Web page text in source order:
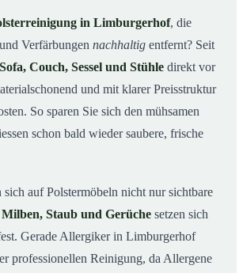
in Limburgerhof?
in Limburgerhof und Umgebung
(für mehr Sauberkeit im
professionelle Polsterreinigung in
ab
in Limburgerhof, die
Verfärbungen nachhaltig entfernt? Seit
Sofa, Couch, Sessel und Stühle direkt vor
und mit klarer Preisstruktur
So sparen Sie sich den mühsamen
schon bald wieder saubere, frische
auf Polstermöbeln nicht nur sichtbare
Milben, Staub und Gerüche setzen sich
Gerade Allergiker in Limburgerhof
professionellen Reinigung, da Allergene